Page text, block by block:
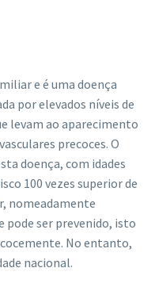
e é uma doença
por elevados níveis de
levam ao aparecimento
precoces. O
doença, com idades
100 vezes superior de
nomeadamente
pode ser prevenido, isto
No entanto,
nacional.